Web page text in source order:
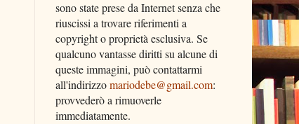
sono state prese da Internet senza che
riuscissi a trovare riferimenti a
copyright o proprietà esclusiva. Se
qualcuno vantasse diritti su alcune di
queste immagini, può contattarmi
all'indirizzomariodebe@gmail.com:
provvederò a rimuoverle
immediatamente.